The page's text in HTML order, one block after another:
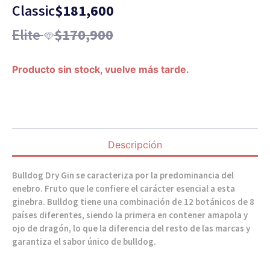
Classic$181,600
Elite $170,900
Producto sin stock, vuelve más tarde.
Descripción
Bulldog Dry Gin se caracteriza por la predominancia del
enebro. Fruto que le confiere el carácter esencial a esta
ginebra. Bulldog tiene una combinación de 12 botánicos de 8
países diferentes, siendo la primera en contener amapola y
ojo de dragón, lo que la diferencia del resto de las marcas y
garantiza el sabor único de bulldog.